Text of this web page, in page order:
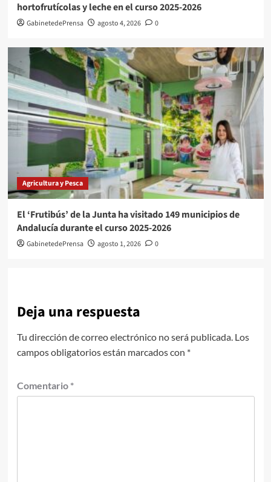
hortofrutícolas y leche en el curso 2025-2026
GabinetedePrensa agosto 4, 2026 0
Agricultura y Pesca
El ‘Frutibús’ de la Junta ha visitado 149 municipios de
Andalucía durante el curso 2025-2026
GabinetedePrensa agosto 1, 2026 0
Deja una respuesta
Tu dirección de correo electrónico no será publicada. Los
campos obligatorios están marcados con *
Comentario *